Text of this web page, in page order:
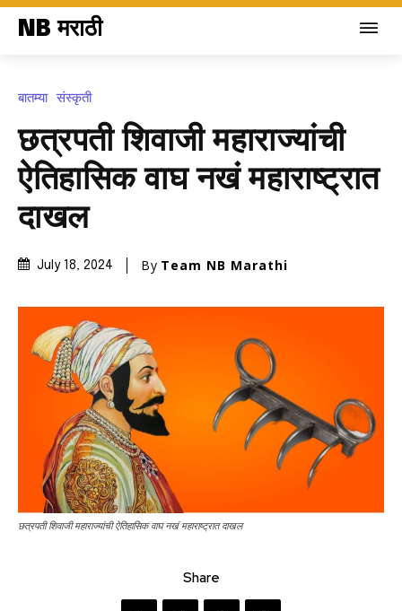
NB मराठी
बातम्या संस्कृती
छत्रपती शिवाजी महाराज्यांची
ऐतिहासिक वाघ नखं महाराष्ट्रात
दाखल
July 18, 2024 By Team NB Marathi
छत्रपती शिवाजी महाराज्यांची ऐतिहासिक वाघ नखं महाराष्ट्रात दाखल
Share